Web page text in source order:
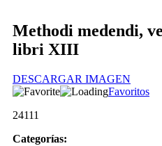
Methodi medendi,
libri XIII
DESCARGAR IMAGEN
Favoritos
24111
Categorías: